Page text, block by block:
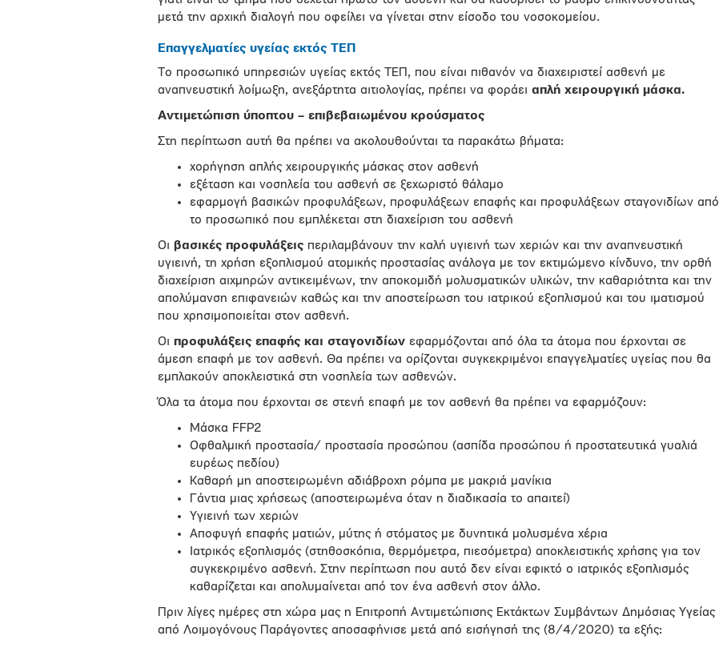
μετά την αρχική διαλογή που οφείλει να γίνεται στην είσοδο του νοσοκομείου.
Επαγγελματίες υγείας εκτός ΤΕΠ
Το προσωπικό υπηρεσιών υγείας εκτός ΤΕΠ, που είναι πιθανόν να διαχειριστεί ασθενή με
αναπνευστική λοίμωξη, ανεξάρτητα αιτιολογίας, πρέπει να φοράει απλή χειρουργική μάσκα.
Αντιμετώπιση ύποπτου – επιβεβαιωμένου κρούσματος
Στη περίπτωση αυτή θα πρέπει να ακολουθούνται τα παρακάτω βήματα:
χορήγηση απλής χειρουργικής μάσκας στον ασθενή
εξέταση και νοσηλεία του ασθενή σε ξεχωριστό θάλαμο
εφαρμογή βασικών προφυλάξεων, προφυλάξεων επαφής και προφυλάξεων σταγονιδίων από
το προσωπικό που εμπλέκεται στη διαχείριση του ασθενή
Οι βασικές προφυλάξεις περιλαμβάνουν την καλή υγιεινή των χεριών και την αναπνευστική
υγιεινή, τη χρήση εξοπλισμού ατομικής προστασίας ανάλογα με τον εκτιμώμενο κίνδυνο, την ορθή
διαχείριση αιχμηρών αντικειμένων, την αποκομιδή μολυσματικών υλικών, την καθαριότητα και την
απολύμανση επιφανειών καθώς και την αποστείρωση του ιατρικού εξοπλισμού και του ιματισμού
που χρησιμοποιείται στον ασθενή.
Οι προφυλάξεις επαφής και σταγονιδίων εφαρμόζονται από όλα τα άτομα που έρχονται σε
άμεση επαφή με τον ασθενή. Θα πρέπει να ορίζονται συγκεκριμένοι επαγγελματίες υγείας που θα
εμπλακούν αποκλειστικά στη νοσηλεία των ασθενών.
Όλα τα άτομα που έρχονται σε στενή επαφή με τον ασθενή θα πρέπει να εφαρμόζουν:
Μάσκα FFP2
Οφθαλμική προστασία/ προστασία προσώπου (ασπίδα προσώπου ή προστατευτικά γυαλιά
ευρέως πεδίου)
Καθαρή μη αποστειρωμένη αδιάβροχη ρόμπα με μακριά μανίκια
Γάντια μιας χρήσεως (αποστειρωμένα όταν η διαδικασία το απαιτεί)
Υγιεινή των χεριών
Αποφυγή επαφής ματιών, μύτης ή στόματος με δυνητικά μολυσμένα χέρια
Ιατρικός εξοπλισμός (στηθοσκόπια, θερμόμετρα, πιεσόμετρα) αποκλειστικής χρήσης για τον
συγκεκριμένο ασθενή. Στην περίπτωση που αυτό δεν είναι εφικτό ο ιατρικός εξοπλισμός
καθαρίζεται και απολυμαίνεται από τον ένα ασθενή στον άλλο.
Πριν λίγες ημέρες στη χώρα μας η Επιτροπή Αντιμετώπισης Εκτάκτων Συμβάντων Δημόσιας Υγείας
από Λοιμογόνους Παράγοντες αποσαφήνισε μετά από εισήγησή της (8/4/2020) τα εξής: